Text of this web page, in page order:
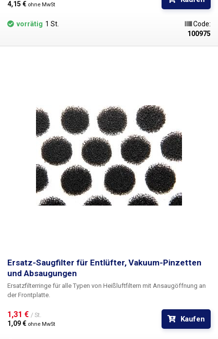
4,15 € ohne MwSt
vorrätig 1 St.
Code:
100975
Ersatz-Saugfilter für Entlüfter, Vakuum-Pinzetten
und Absaugungen
Ersatzfilterringe für alle Typen von Heißluftfiltern mit Ansaugöffnung an
der Frontplatte.
1,31 € / St.
1,09 € ohne MwSt
Kaufen